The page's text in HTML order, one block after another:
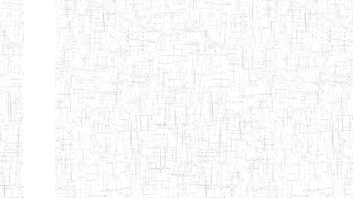
Type
Nature
Arrondissement